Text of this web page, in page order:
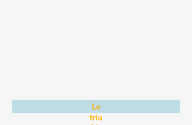
Le
tria